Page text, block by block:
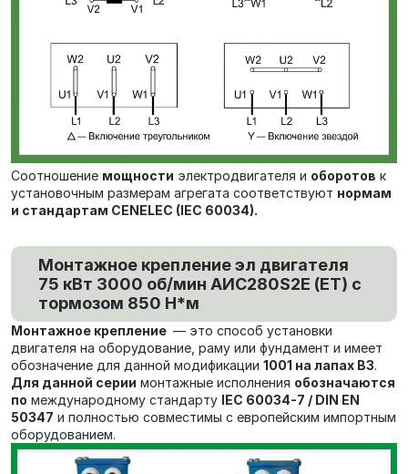
Соотношение мощности электродвигателя и оборотов к
установочным размерам агрегата соответствуют нормам
и стандартам CENELEC (IEC 60034).
Монтажное крепление эл двигателя
75 кВт 3000 об/мин AИC280S2Е (ET) с
тормозом 850 Н*м
Монтажное крепление — это способ установки
двигателя на оборудование, раму или фундамент и имеет
обозначение для данной модификации 1001 на лапах В3.
Для данной серии монтажные исполнения обозначаются
по международному стандарту IEC 60034-7 / DIN EN
50347 и полностью совместимы с европейским импортным
оборудованием.